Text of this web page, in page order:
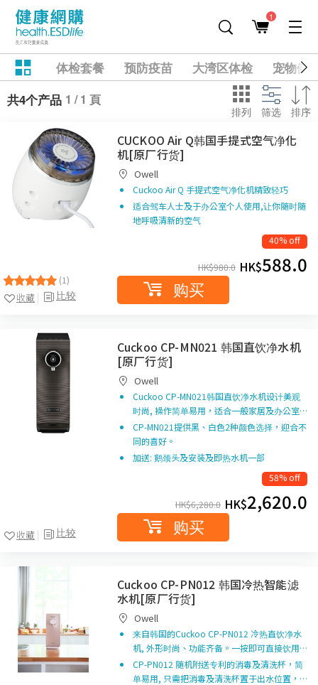
1
体检套餐 预防疫苗 大湾区体检
宠物健
共4个产品 1 / 1 頁
排列 筛选 排序
(1)
比较
收藏
CUCKOO Air Q韩国手提式空气净化
机[原厂行货]
Owell
Cuckoo Air Q 手提式空气净化机精致轻巧
适合驾车人士及于办公室个人使用,让你随时随
地呼吸清新的空气
40% off
HK$980.0 HK$588.0
购买
比较
收藏
Cuckoo CP-MN021 韩国直饮净水机
[原厂行货]
Owell
Cuckoo CP-MN021韩国直饮净水机设计美观
时尚, 操作简单易用，适合一般家居及办公室…
CP-MN021提供黑、白色2种颜色选择，迎合不
同的喜好。
加送: 鹅颈头及安装及即热水机一部
58% off
HK$6,280.0 HK$2,620.0
购买
Cuckoo CP-PN012 韩国冷热智能滤
水机[原厂行货]
Owell
来自韩国的Cuckoo CP-PN012 冷热直饮净水
机, 外形时尚、功能齐备。一按即可直接饮用…
CP-PN012 随机附送专利的消毒及清洗杯，简
单易用, 只需把消毒及清洗杯置于出水位置，…